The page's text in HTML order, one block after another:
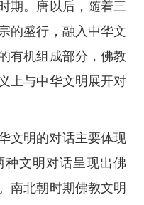
期。唐以后，随着三
的盛行，融入中华文
有机组成部分，佛教
上与中华文明展开对
文明的对话主要体现
文明对话呈现出佛
南北朝时期佛教文明